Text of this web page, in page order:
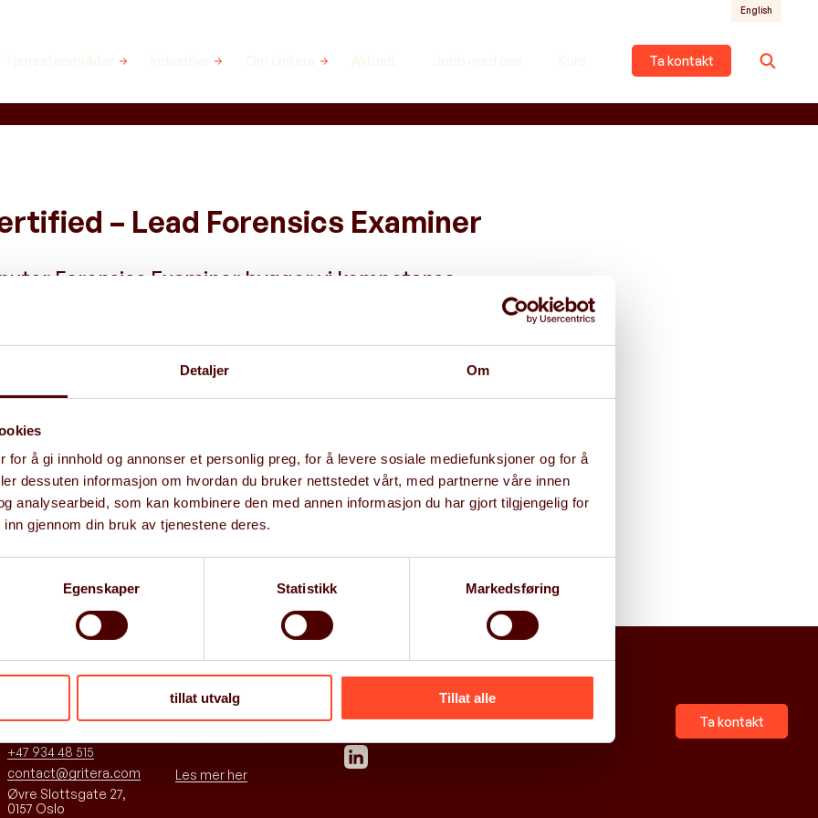
Detaljer Om
for å gi innhold og annonser et personlig preg, for å levere sosiale mediefunksjoner og for å
dessuten informasjon om hvordan du bruker nettstedet vårt, med partnerne våre innen
analysearbeid, som kan kombinere den med annen informasjon du har gjort tilgjengelig for
gjennom din bruk av tjenestene deres.
Egenskaper Statistikk Markedsføring
tillat utvalg Tillat alle
Ta kontakt
English
– Lead Forensics Examiner
Forensics Examiner bygger vi kompetanse
bevis.
Meld deg på kurset
Ta kontakt
+47 934 48 515
contact@gritera.com
Øvre Slottsgate 27,
0157 Oslo
Vil du jobbe
hos Gritera?
Les mer her
Følg oss Ta kontakt